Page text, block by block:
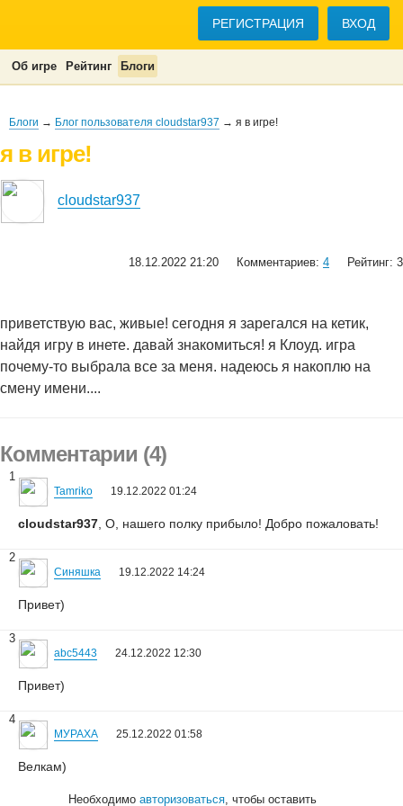
РЕГИСТРАЦИЯ ВХОД
Об игре Рейтинг Блоги
Блоги → Блог пользователя cloudstar937 → я в игре!
я в игре!
cloudstar937
18.12.2022 21:20 Комментариев: 4 Рейтинг: 3
приветствую вас, живые! сегодня я зарегался на кетик,
найдя игру в инете. давай знакомиться! я Клоуд. игра
почему-то выбрала все за меня. надеюсь я накоплю на
смену имени....
Комментарии (4)
1
Tamriko 19.12.2022 01:24
cloudstar937 , О, нашего полку прибыло! Добро пожаловать!
2
Синяшка 19.12.2022 14:24
Привет)
3
abc5443 24.12.2022 12:30
Привет)
4
МУРАХА 25.12.2022 01:58
Велкам)
Необходимоавторизоваться, чтобы оставить